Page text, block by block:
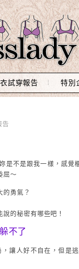
試穿報告 特別
告
是不是跟我一樣，感覺
屈～
的勇氣？
的秘密有哪些吧！
不了
讓人好不自在，但是